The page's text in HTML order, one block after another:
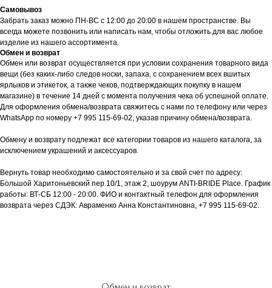
Самовывоз
Забрать заказ можно ПН-ВС с 12:00 до 20:00 в нашем пространстве. Вы
всегда можете позвонить или написать нам, чтобы отложить для вас любое
изделие из нашего ассортимента.
Обмен и возврат
Обмен или возврат осуществляется при условии сохранения товарного вида
вещи (без каких-либо следов носки, запаха, с сохранением всех вшитых
ярлыков и этикеток, а также чеков, подтверждающих покупку в нашем
магазине) в течение 14 дней с момента получения чека об успешной оплате.
Для оформления обмена/возврата свяжитесь с нами по телефону или через
WhatsApp по номеру +7 995 115-69-02, указав причину обмена/возврата.
Обмену и возврату подлежат все категории товаров из нашего каталога, за
исключением украшений и аксессуаров.
Вернуть товар необходимо самостоятельно и за свой счет по адресу:
Большой Харитоньевский пер.10/1, этаж 2, шоурум ANTI-BRIDE Place. График
работы: ВТ-СБ 12:00 - 20:00. ФИО и контактный телефон для оформления
возврата через СДЭК: Авраменко Анна Константиновна, +7 995 115-69-02.